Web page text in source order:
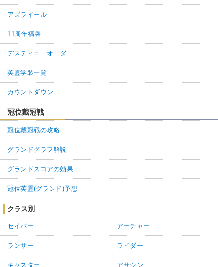
アズライール
11周年福袋
デスティニーオーダー
英霊学装一覧
カウントダウン
冠位戴冠戦
冠位戴冠戦の攻略
グランドグラフ解説
グランドスコアの効果
冠位英霊(グランド)予想
クラス別
セイバー アーチャー
ランサー ライダー
キャスター アサシン